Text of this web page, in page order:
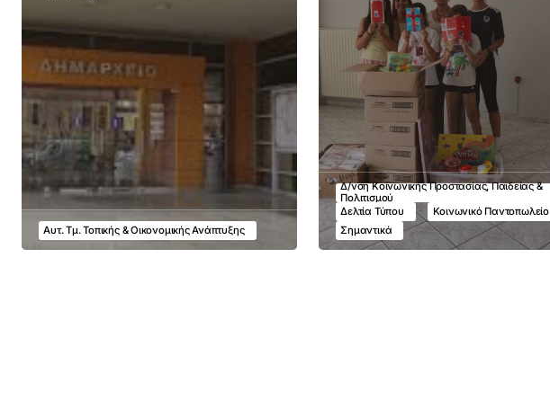
Αυτ. Τμ. Τοπικής & Οικονομικής Ανάπτυξης
Δ/νση Κοινωνικής Προστασίας, Παιδείας &
Πολιτισμού
Δελτία Τύπου
Κοινωνικό Παντοπωλείο
Σημαντικά